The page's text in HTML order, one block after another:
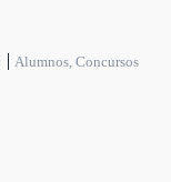
Alumnos, Concursos